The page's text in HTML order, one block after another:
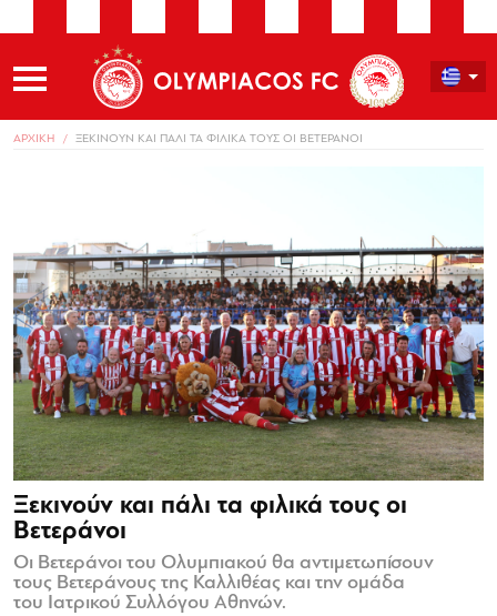
ΑΡΧΙΚΗ ΞΕΚΙΝΟΥΝ ΚΑΙ ΠΑΛΙ ΤΑ ΦΙΛΙΚΑ ΤΟΥΣ ΟΙ ΒΕΤΕΡΑΝΟΙ
Ξεκινούν και πάλι τα φιλικά τους οι
Βετεράνοι
Οι Βετεράνοι του Ολυμπιακού θα αντιμετωπίσουν
τους Βετεράνους της Καλλιθέας και την ομάδα
του Ιατρικού Συλλόγου Αθηνών.